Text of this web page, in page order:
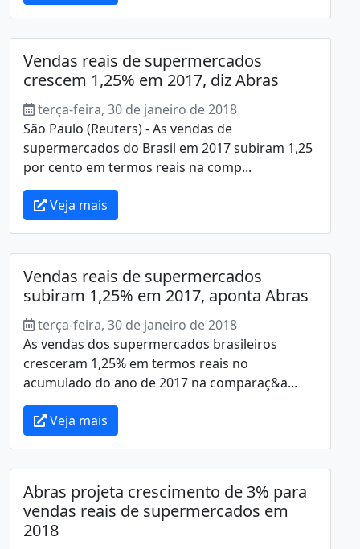
Vendas reais de supermercados
crescem 1,25% em 2017, diz Abras
terça-feira, 30 de janeiro de 2018
São Paulo (Reuters) - As vendas de
supermercados do Brasil em 2017 subiram 1,25
por cento em termos reais na comp...
Veja mais
Vendas reais de supermercados
subiram 1,25% em 2017, aponta Abras
terça-feira, 30 de janeiro de 2018
As vendas dos supermercados brasileiros
cresceram 1,25% em termos reais no
acumulado do ano de 2017 na comparaç&a...
Veja mais
Abras projeta crescimento de 3% para
vendas reais de supermercados em
2018